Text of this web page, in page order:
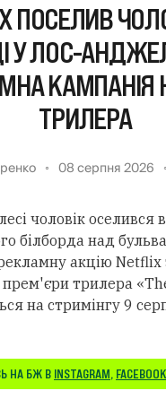
ПОСЕЛИВ
У ЛОС-
КАМПАНІЯ
ТРИЛЕРА
08 серпня 2026
чоловік оселився
білборда над
акцію Netflix
трилера
на стримінгу 9
НА БЖ В INSTAGRAM, FACEBOOK